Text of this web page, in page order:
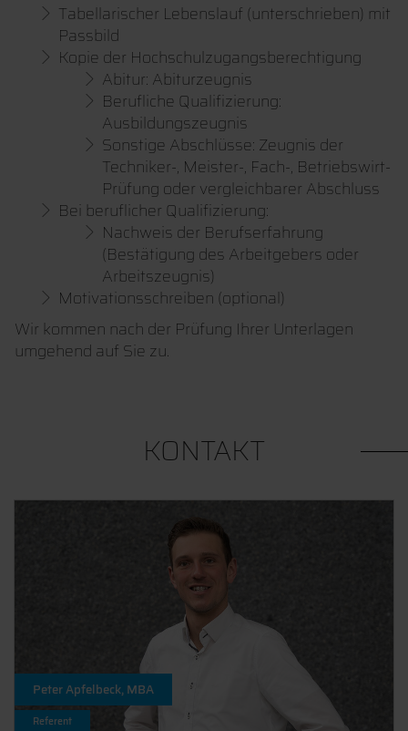
Tabellarischer Lebenslauf (unterschrieben) mit
Passbild
Kopie der Hochschulzugangsberechtigung
Abitur: Abiturzeugnis
Berufliche Qualifizierung:
Ausbildungszeugnis
Sonstige Abschlüsse: Zeugnis der
Techniker-, Meister-, Fach-, Betriebswirt-
Prüfung oder vergleichbarer Abschluss
Bei beruflicher Qualifizierung:
Nachweis der Berufserfahrung
(Bestätigung des Arbeitgebers oder
Arbeitszeugnis)
Motivationsschreiben (optional)
Wir kommen nach der Prüfung Ihrer Unterlagen
umgehend auf Sie zu.
KONTAKT
Peter Apfelbeck, MBA
Referent